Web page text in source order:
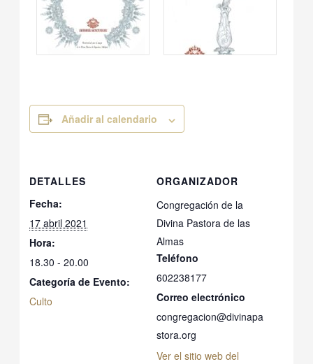
Añadir al calendario
DETALLES
Fecha:
17 abril 2021
Hora:
18.30 - 20.00
Categoría de Evento:
Culto
ORGANIZADOR
Congregación de la
Divina Pastora de las
Almas
Teléfono
602238177
Correo electrónico
congregacion@divinapa
stora.org
Ver el sitio web del